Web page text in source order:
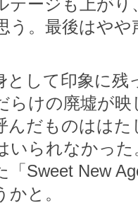
テージも上が
う。最後はや
として印象に
らけの廃墟が
んだものはは
いられなかっ
「Sweet New
と。